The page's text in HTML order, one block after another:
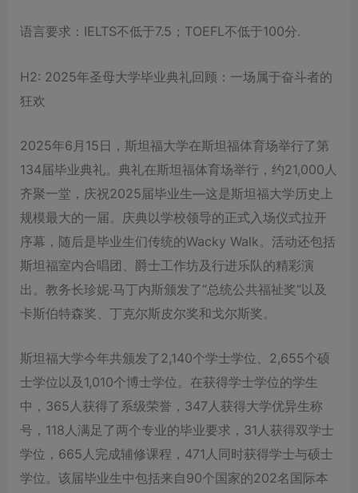
语言要求：IELTS不低于7.5；TOEFL不低于100分.
H2: 2025年圣母大学毕业典礼回顾：一场属于奋斗者的
狂欢
2025年6月15日，斯坦福大学在斯坦福体育场举行了第
134届毕业典礼。典礼在斯坦福体育场举行，约21,000人
齐聚一堂，庆祝2025届毕业生—这是斯坦福大学历史上
规模最大的一届。庆典以学校领导的正式入场仪式拉开
序幕，随后是毕业生们传统的Wacky Walk。活动还包括
斯坦福室内合唱团、爵士工作坊及行进乐队的精彩演
出。教务长珍妮·马丁内斯颁发了“总统公共福祉奖”以及
卡斯伯特森奖、丁克尔斯皮尔奖和戈尔斯奖。
斯坦福大学今年共颁发了2,140个学士学位、2,655个硕
士学位以及1,010个博士学位。在获得学士学位的学生
中，365人获得了系级荣誉，347人获得大学优异生称
号，118人满足了两个专业的毕业要求，31人获得双学士
学位，665人完成辅修课程，471人同时获得学士与硕士
学位。该届毕业生中包括来自90个国家的202名国际本